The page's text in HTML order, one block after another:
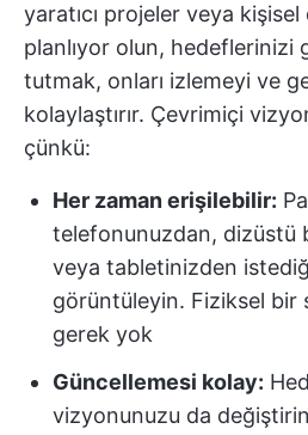
yaratıcı projeler veya
planlıyor olun, hedeflerinizi
tutmak, onları izlemeyi ve
kolaylaştırır. Çevrimiçi
çünkü:
Her zaman erişilebilir:
telefonunuzdan, dizüstü
veya tabletinizden
görüntüleyin. Fiziksel bir
gerek yok
Güncellemesi kolay:
vizyonunuzu da